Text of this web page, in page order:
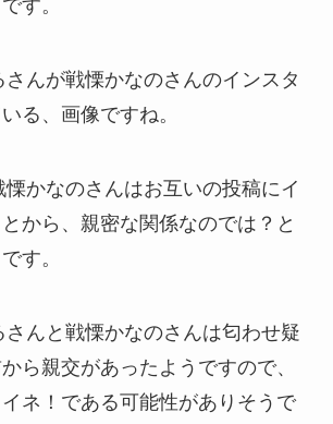
です。
さんが戦慄かなのさんのインスタ
る、画像ですね。
かなのさんはお互いの投稿にイ
から、親密な関係なのでは？と
す。
さんと戦慄かなのさんは匂わせ疑
ら親交があったようですので、
ネ！である可能性がありそうで